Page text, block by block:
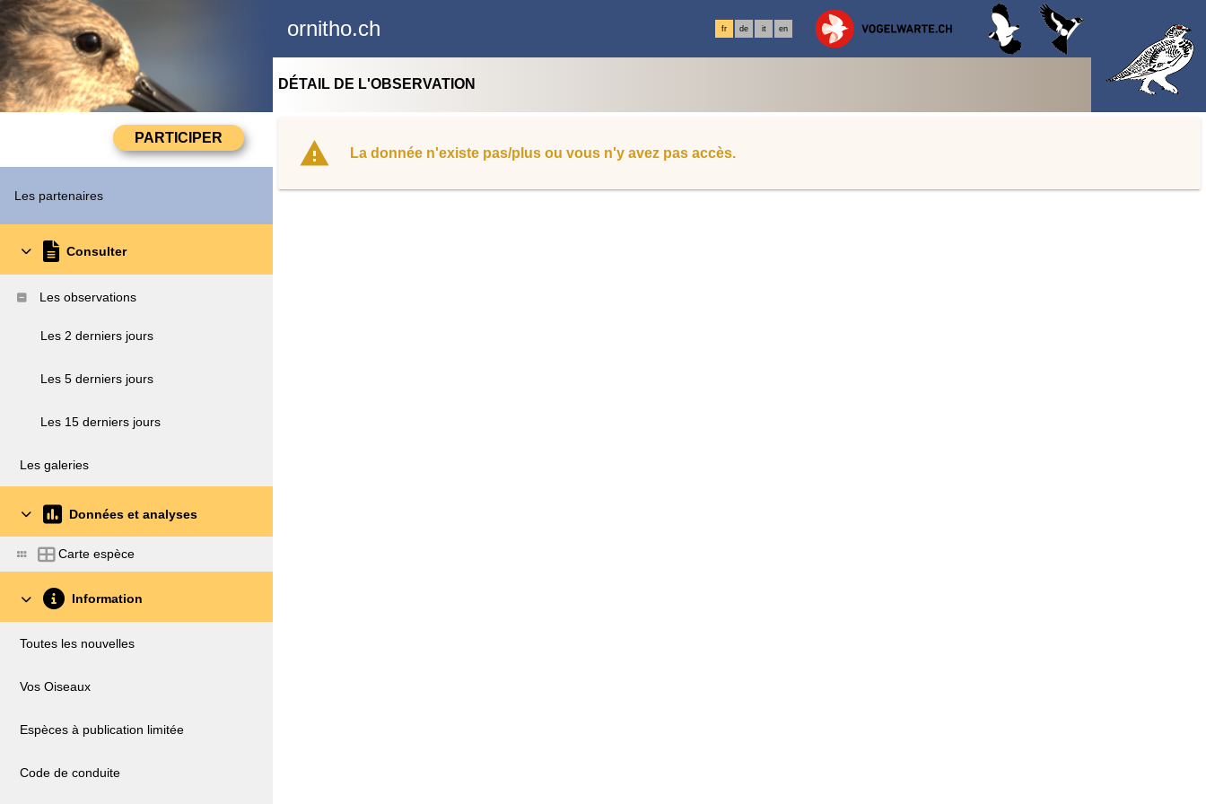
ornitho.ch fr de it en
Les partenaires
Consulter
Les observations
Les 2 derniers jours
Les 5 derniers jours
Les 15 derniers jours
Les galeries
Données et analyses
Carte espèce
Information
Toutes les nouvelles
Vos Oiseaux
Espèces à publication limitée
Code de conduite
DÉTAIL DE L'OBSERVATION
La donnée n'existe pas/plus ou vous n'y avez pas accès.